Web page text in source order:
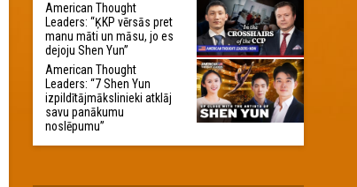
American Thought
Leaders: “ĶKP vērsās pret
manu māti un māsu, jo es
dejoju Shen Yun”
American Thought
Leaders: “7 Shen Yun
izpildītājmākslinieki atklāj
savu panākumu
noslēpumu”